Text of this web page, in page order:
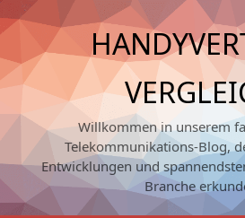
Skip
to
content
Willkommen in unserem
Telekommunikations-Blog,
Entwicklungen und
Branche